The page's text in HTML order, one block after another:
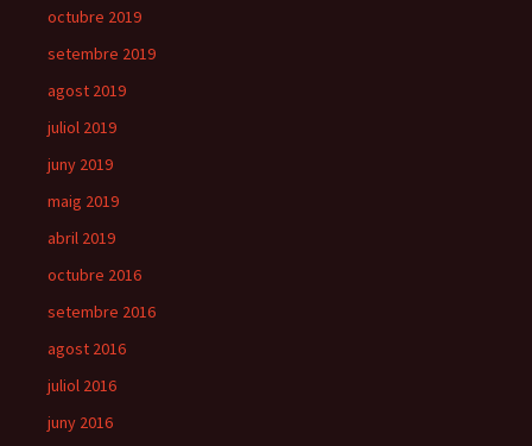
octubre 2019
setembre 2019
agost 2019
juliol 2019
juny 2019
maig 2019
abril 2019
octubre 2016
setembre 2016
agost 2016
juliol 2016
juny 2016